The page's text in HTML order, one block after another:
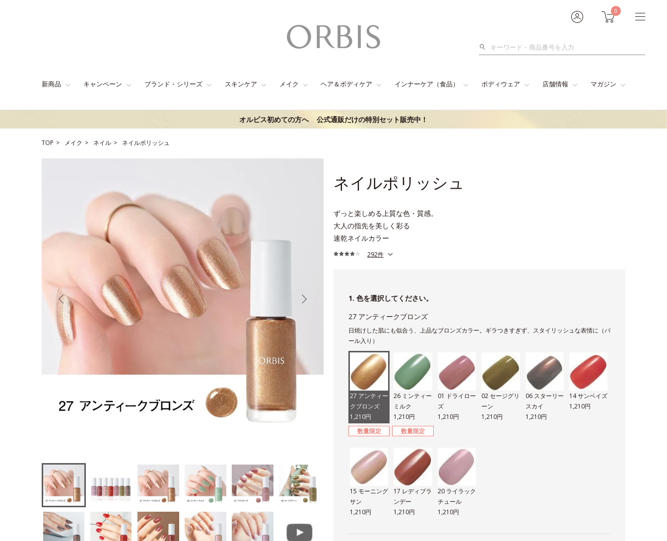
0
検
新商品 キャンペーン ブランド・シリーズ スキンケア メイク ヘア＆ボディケア インナーケア（食品） ボディウェア 店舗情報 マガジン
オルビス初めての方へ 公式通販だけの特別セット販売中！
TOP メイク ネイル ネイルポリッシュ
ネイルポリッシュ
ずっと楽しめる上質な色・質感。
大人の指先を美しく彩る
速乾ネイルカラー
292件
1. 色を選択してください。
27 アンティークブロンズ
日焼けした肌にも似合う、上品なブロンズカラー。ギラつきすぎず、スタイリッシュな表情に（パ
ール入り）
27 アンティー
クブロンズ
1,210円
数量限定
26 ミンティー
ミルク
1,210円
数量限定
01 ドライロー
ズ
1,210円
02 セージグリ
ーン
1,210円
06 スターリー
スカイ
1,210円
14 サンベイズ
1,210円
15 モーニング
サン
1,210円
17 レディブラ
ンデー
1,210円
20 ライラック
チュール
1,210円